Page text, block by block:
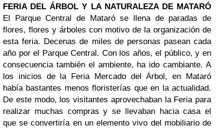
FERIA DEL ÁRBOL Y LA NATURALEZA DE MATARÓ
El Parque Central de Mataró se llena de paradas de
flores, flores y árboles con motivo de la organización de
esta feria. Decenas de miles de personas pasean cada
año por el Parque Central. Con los años, el público, y en
consecuencia también el ambiente, ha ido cambiante. A
los inicios de la Feria Mercado del Árbol, en Mataró
había bastantes menos floristerías que en la actualidad.
De este modo, los visitantes aprovechaban la Feria para
realizar muchas compras y se llevaban hacia casa el
que se convertiría en un elemento vivo del mobiliario de